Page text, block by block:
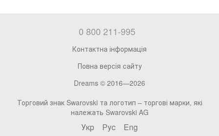
0 800 211-995
Контактна інформація
Повна версія сайту
Dreams © 2016—2026
Торговий знак Swarovski та логотип – торгові марки, які
належать Swarovski AG
Укр Рус Eng